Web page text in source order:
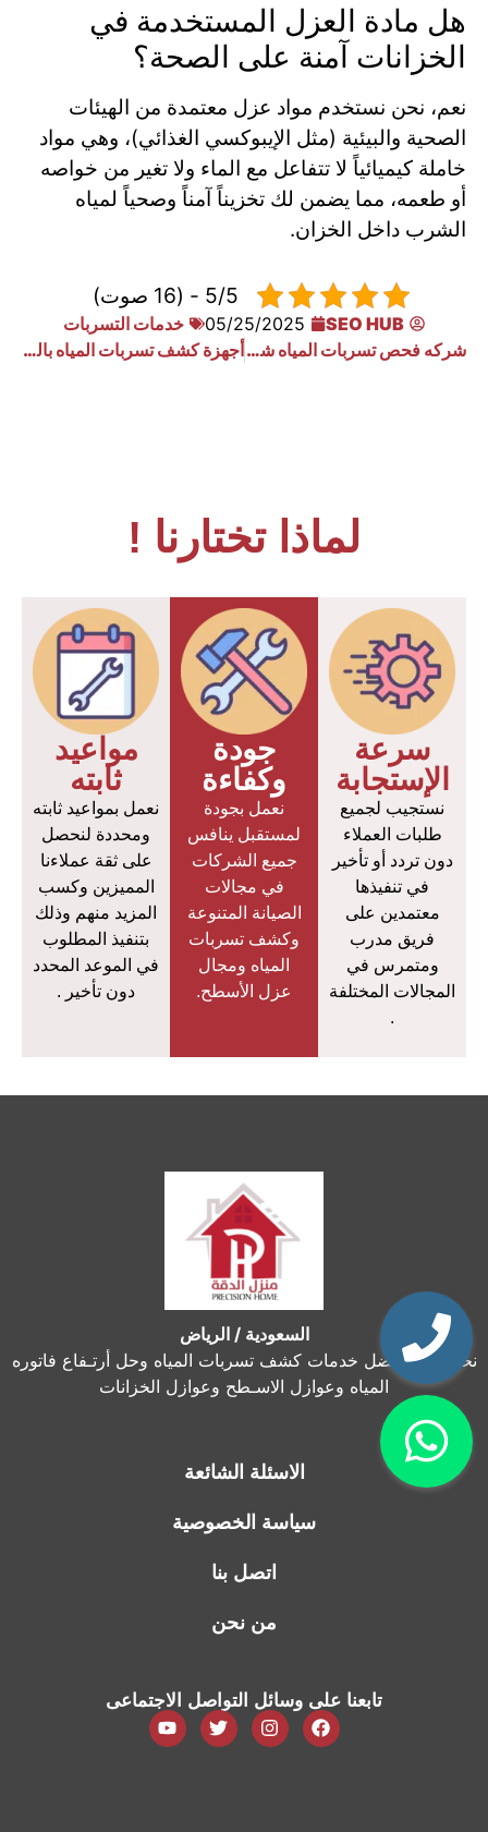
هل مادة العزل المستخدمة في
الخزانات آمنة على الصحة؟
نعم، نحن نستخدم مواد عزل معتمدة من الهيئات
الصحية والبيئية (مثل الإيبوكسي الغذائي)، وهي مواد
خاملة كيميائياً لا تتفاعل مع الماء ولا تغير من خواصه
أو طعمه، مما يضمن لك تخزيناً آمناً وصحياً لمياه
الشرب داخل الخزان.
5/5 - (16 صوت)
SEO HUB
05/25/2025
خدمات التسربات
شركه فحص تسربات المياه شرق الرياض
أجهزة كشف تسربات المياه بالرياض
لماذا تختارنا !
سرعة
الإستجابة
نستجيب لجميع
طلبات العملاء
دون تردد أو تأخير
في تنفيذها
معتمدين على
فريق مدرب
ومتمرس في
المجالات المختلفة
.
جودة
وكفاءة
نعمل بجودة
لمستقبل ينافس
جميع الشركات
في مجالات
الصيانة المتنوعة
وكشف تسربات
المياه ومجال
عزل الأسطح.
مواعيد
ثابته
نعمل بمواعيد ثابته
ومحددة لنحصل
على ثقة عملاءنا
المميزين وكسب
المزيد منهم وذلك
بتنفيذ المطلوب
في الموعد المحدد
دون تأخير .
السعودية / الرياض
نحن نقدم أفضل خدمات كشف تسربات المياه وحل أرتـفاع فاتوره
المياه وعوازل الاسـطح وعوازل الخزانات
الاسئلة الشائعة
سياسة الخصوصية
اتصل بنا
من نحن
تابعنا على وسائل التواصل الاجتماعى